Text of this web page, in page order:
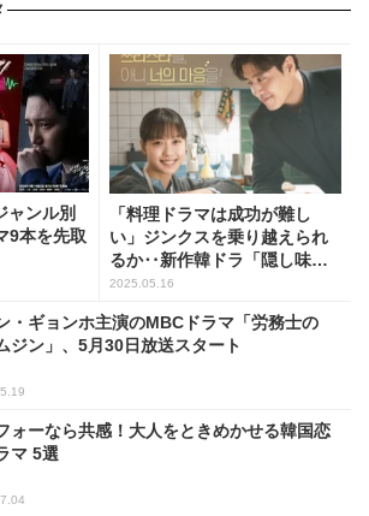
ャンル別
9本を先取
「料理ドラマは成功が難し
い」ジンクスを乗り越えられ
るか‥新作韓ドラ「隠し味は
ロマンス」
2025.05.16
・ギョンホ主演のMBCドラマ「労務士の
ジン」、5月30日放送スタート
ォーなら共感！大人をときめかせる韓国恋
マ 5選